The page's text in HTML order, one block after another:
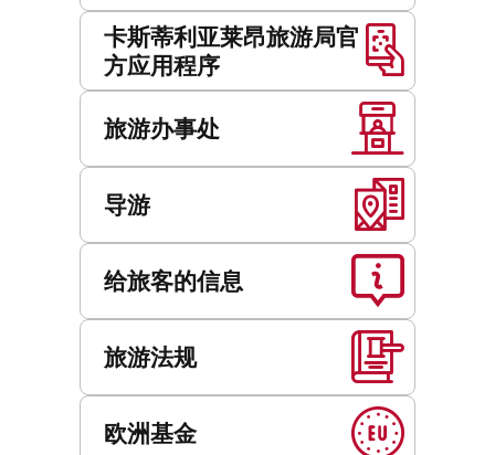
卡斯蒂利亚莱昂旅游局官
方应用程序
旅游办事处
导游
给旅客的信息
旅游法规
欧洲基金